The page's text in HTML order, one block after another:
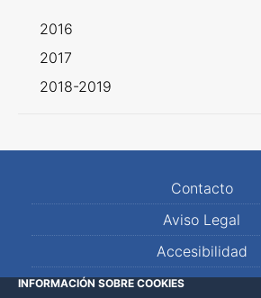
2016
2017
2018-2019
Contacto
Aviso Legal
Accesibilidad
Mapa Web
INFORMACIÓN SOBRE COOKIES